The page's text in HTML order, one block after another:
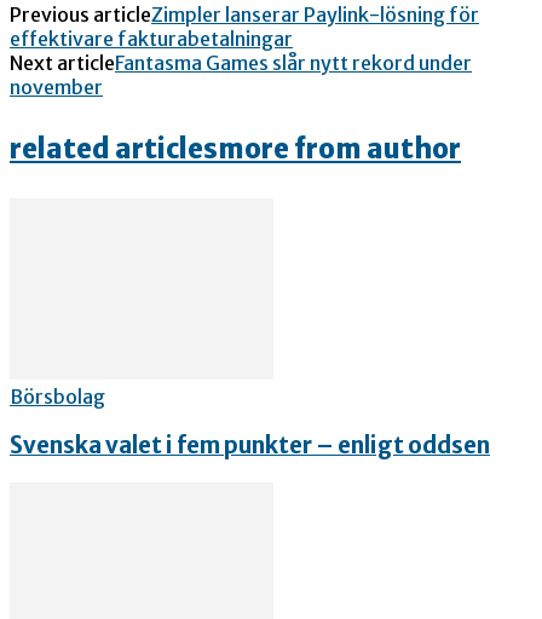
Previous articleZimpler lanserar Paylink-lösning för
effektivare fakturabetalningar
Next articleFantasma Games slår nytt rekord under
november
related articlesmore from author
Börsbolag
Svenska valet i fem punkter – enligt oddsen